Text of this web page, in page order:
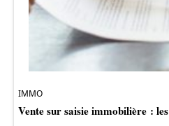
IMMO
Vente sur saisie immobilière :